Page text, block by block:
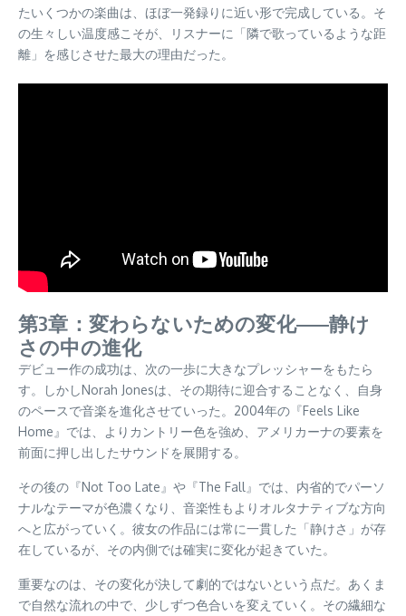
たいくつかの楽曲は、ほぼ一発録りに近い形で完成している。そ
の生々しい温度感こそが、リスナーに「隣で歌っているような距
離」を感じさせた最大の理由だった。
第3章：変わらないための変化——静け
さの中の進化
デビュー作の成功は、次の一歩に大きなプレッシャーをもたら
す。しかしNorah Jonesは、その期待に迎合することなく、自身
のペースで音楽を進化させていった。2004年の『Feels Like
Home』では、よりカントリー色を強め、アメリカーナの要素を
前面に押し出したサウンドを展開する。
その後の『Not Too Late』や『The Fall』では、内省的でパーソ
ナルなテーマが色濃くなり、音楽性もよりオルタナティブな方向
へと広がっていく。彼女の作品には常に一貫した「静けさ」が存
在しているが、その内側では確実に変化が起きていた。
重要なのは、その変化が決して劇的ではないという点だ。あくま
で自然な流れの中で、少しずつ色合いを変えていく。その繊細な